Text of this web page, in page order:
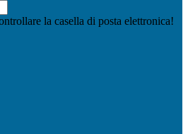
la casella di posta elettronica!